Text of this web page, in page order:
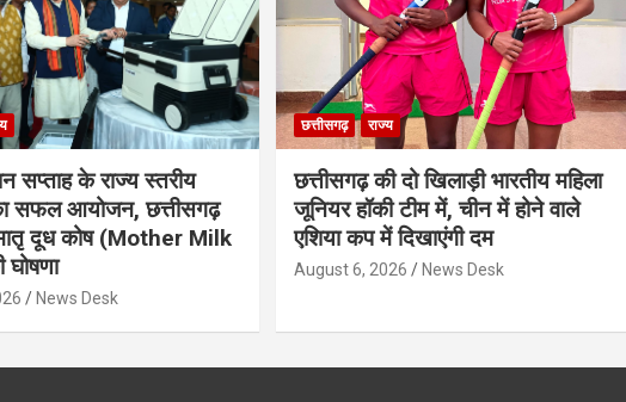
सप्ताह के राज्य स्तरीय
सफल आयोजन, छत्तीसगढ़
दूध कोष (Mother Milk
News Desk
छत्तीसगढ़ राज्य
छत्तीसगढ़ की दो खिलाड़ी भारतीय महिला
जूनियर हॉकी टीम में, चीन में होने वाले
एशिया कप में दिखाएंगी दम
August 6, 2026 News Desk